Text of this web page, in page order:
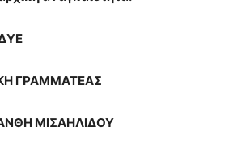
ΓΡΑΜΜΑΤΕΑΣ
ΜΙΣΑΗΛΙΔΟΥ